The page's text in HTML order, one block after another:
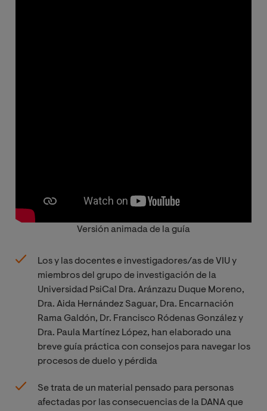
Versión animada de la guía
Los y las docentes e investigadores/as de VIU y
miembros del grupo de investigación de la
Universidad PsiCal Dra. Aránzazu Duque Moreno,
Dra. Aida Hernández Saguar, Dra. Encarnación
Rama Galdón, Dr. Francisco Ródenas González y
Dra. Paula Martínez López, han elaborado una
breve guía práctica con consejos para navegar los
procesos de duelo y pérdida
Se trata de un material pensado para personas
afectadas por las consecuencias de la DANA que